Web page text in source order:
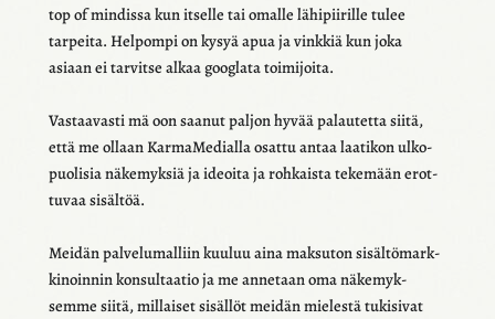
top of mindissa kun itselle tai omalle lähi­pii­rille tulee
tarpeita. Helpompi on kysyä apua ja vink­kiä kun joka
asiaan ei tarvitse alkaa googlata toimi­joita.
Vastaa­vasti mä oon saanut paljon hyvää palau­tetta siitä,
että me ollaan Karma­Me­dialla osattu antaa laati­kon ulko­
puo­li­sia näke­myk­siä ja ideoita ja rohkaista teke­mään erot­
tu­vaa sisäl­töä.
Meidän palve­lu­mal­liin kuuluu aina maksu­ton sisäl­tö­mark­
ki­noin­nin konsul­taa­tio ja me anne­taan oma näke­myk­
semme siitä, millai­set sisäl­löt meidän mielestä tuki­si­vat